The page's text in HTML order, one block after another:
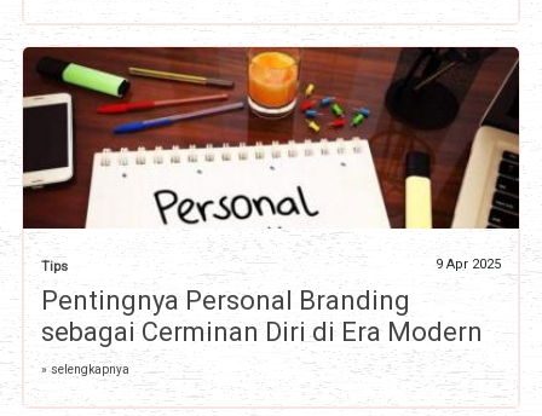
Tips 9 Apr 2025
Pentingnya Personal Branding
sebagai Cerminan Diri di Era Modern
» selengkapnya